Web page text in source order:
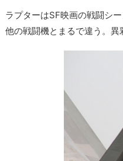
ラプターはSF映画の戦闘シ
他の戦闘機とまるで違う。異